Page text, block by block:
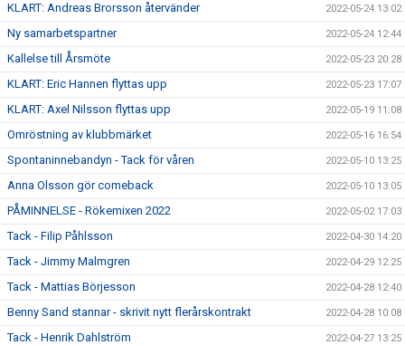
KLART: Andreas Brorsson återvänder 2022-05-24 13:02
Ny samarbetspartner 2022-05-24 12:44
Kallelse till Årsmöte 2022-05-23 20:28
KLART: Eric Hannen flyttas upp 2022-05-23 17:07
KLART: Axel Nilsson flyttas upp 2022-05-19 11:08
Omröstning av klubbmärket 2022-05-16 16:54
Spontaninnebandyn - Tack för våren 2022-05-10 13:25
Anna Olsson gör comeback 2022-05-10 13:05
PÅMINNELSE - Rökemixen 2022 2022-05-02 17:03
Tack - Filip Påhlsson 2022-04-30 14:20
Tack - Jimmy Malmgren 2022-04-29 12:25
Tack - Mattias Börjesson 2022-04-28 12:40
Benny Sand stannar - skrivit nytt flerårskontrakt 2022-04-28 10:08
Tack - Henrik Dahlström 2022-04-27 13:25